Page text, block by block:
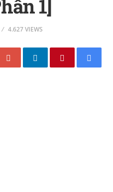
1]
4.627 VIEWS